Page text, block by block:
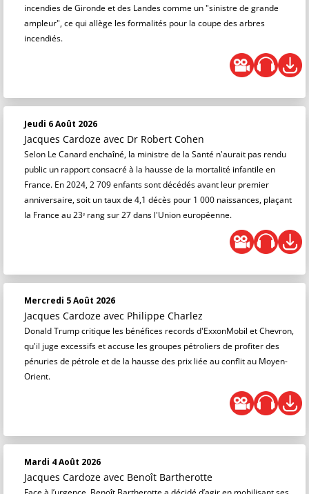
incendies de Gironde et des Landes comme un "sinistre de grande
ampleur", ce qui allège les formalités pour la coupe des arbres
incendiés.
Jeudi 6 Août 2026
Jacques Cardoze avec Dr Robert Cohen
Selon Le Canard enchaîné, la ministre de la Santé n'aurait pas rendu
public un rapport consacré à la hausse de la mortalité infantile en
France. En 2024, 2 709 enfants sont décédés avant leur premier
anniversaire, soit un taux de 4,1 décès pour 1 000 naissances, plaçant
la France au 23ᵉ rang sur 27 dans l'Union européenne.
Mercredi 5 Août 2026
Jacques Cardoze avec Philippe Charlez
Donald Trump critique les bénéfices records d'ExxonMobil et Chevron,
qu'il juge excessifs et accuse les groupes pétroliers de profiter des
pénuries de pétrole et de la hausse des prix liée au conflit au Moyen-
Orient.
Mardi 4 Août 2026
Jacques Cardoze avec Benoît Bartherotte